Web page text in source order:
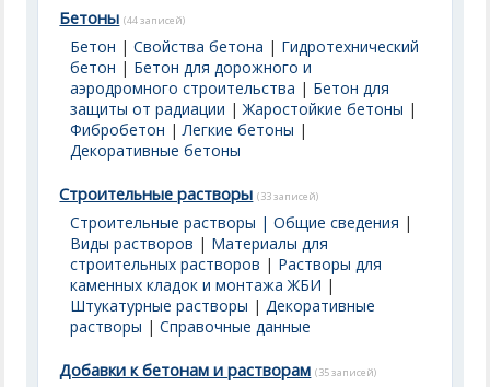
Бетоны (44 записей)
Бетон |Свойства бетона | Гидротехнический
бетон | Бетон для дорожного и
аэродромного строительства | Бетон для
защиты от радиации |Жаростойкие бетоны |
Фибробетон |Легкие бетоны |
Декоративные бетоны
Строительные растворы (33 записей)
Строительные растворы | Общие сведения |
Виды растворов | Материалы для
строительных растворов | Растворы для
каменных кладок и монтажа ЖБИ |
Штукатурные растворы |Декоративные
растворы |Справочные данные
Добавки к бетонам и растворам (35 записей)